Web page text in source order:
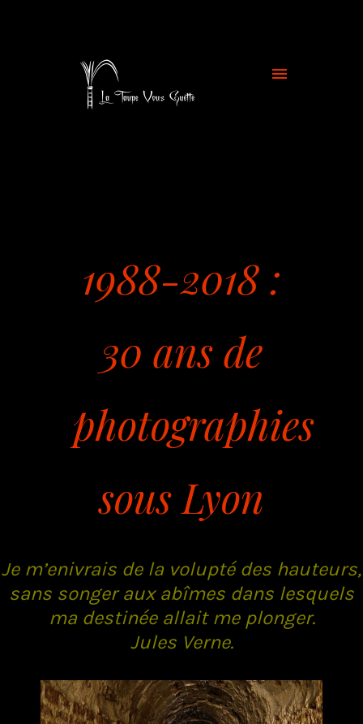
1988-2018 :
30 ans de
photographies
sous Lyon
Je m’enivrais de la volupté des hauteurs,
sans songer aux abîmes dans lesquels
ma destinée allait me plonger.
Jules Verne.